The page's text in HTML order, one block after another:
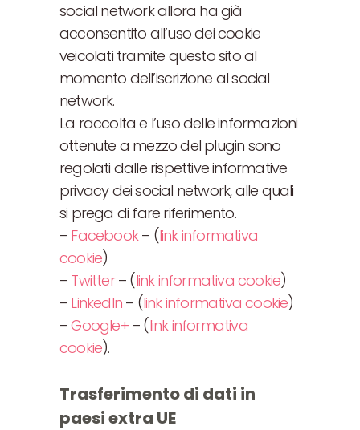
social network allora ha già
acconsentito all’uso dei cookie
veicolati tramite questo sito al
momento dell’iscrizione al social
network.
La raccolta e l’uso delle informazioni
ottenute a mezzo del plugin sono
regolati dalle rispettive informative
privacy dei social network, alle quali
si prega di fare riferimento.
– Facebook– (link informativa
cookie)
– Twitter– (link informativa cookie)
– LinkedIn – (link informativa cookie)
–Google+– (link informativa
cookie).
Trasferimento di dati in
paesi extra UE